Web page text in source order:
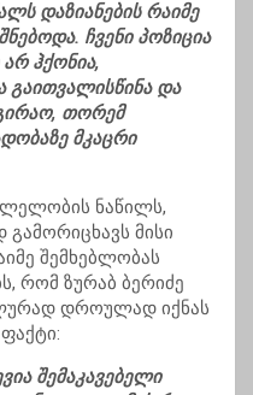
დაზიანების რაიმე
ჩვენი პოზიცია
ჰქონია,
გაითვალისწინა და
თორემ
მკაცრი
ნაწილს,
მისი
შემხებლობას
რომ ზურაბ ბერიძე
დროულად იქნას
შემაკავებელი